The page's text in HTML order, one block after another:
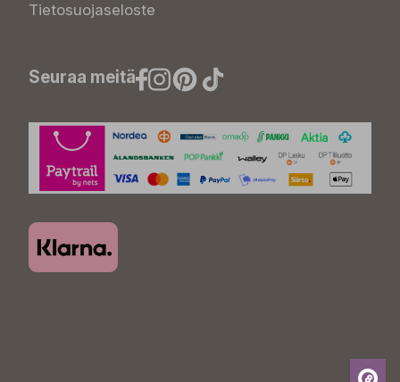
Tietosuojaseloste
Seuraa meitä